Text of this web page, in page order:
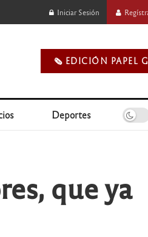
Iniciar Sesión
🗞️ EDICIÓN PAPEL
Deportes
que ya